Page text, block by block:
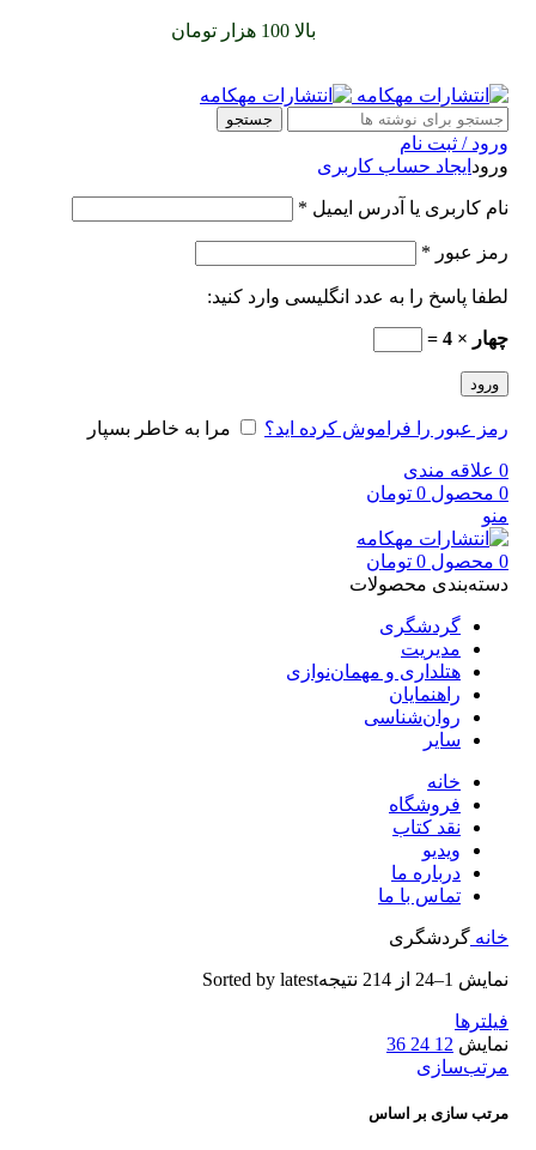
بالا 100 هزار تومان
جستجو
ورود / ثبت نام
ورود ایجاد حساب کاربری
نام کاربری یا آدرس ایمیل *
رمز عبور *
لطفا پاسخ را به عدد انگلیسی وارد کنید:
چهار × 4 =
ورود
رمز عبور را فراموش کرده اید؟ مرا به خاطر بسپار
0 علاقه مندی
0 محصول 0 تومان
منو
0 محصول 0 تومان
دسته‌بندی محصولات
گردشگری
مدیریت
هتلداری و مهمان‌نوازی
راهنمایان
روان‌شناسی
سایر
خانه
فروشگاه
نقد کتاب
ویدیو
درباره‌ ما
تماس با ما
خانه گردشگری
نمایش 1–24 از 214 نتیجه Sorted by latest
فیلترها
نمایش 12
24
36
مرتب‌سازی
مرتب سازی بر اساس